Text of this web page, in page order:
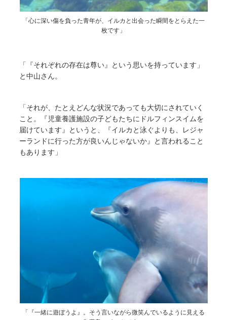
「心に深い傷を負った青年が、イルカと出会った瞬間をとらえた一
枚です」
「『それぞれの存在は尊い』という思いを持っています」
と中山さん。
「それが、たとえどんな状況であっても大切にされていく
こと。『児童養護施設の子どもたちにドルフィンスイムを
届けています』というと、『イルカと泳ぐよりも、レジャ
ーランドに行った方が良いんじゃないか』と言われること
もあります」
「『一緒に遊ぼうよ』。そう言いながら微笑んでいるように見える